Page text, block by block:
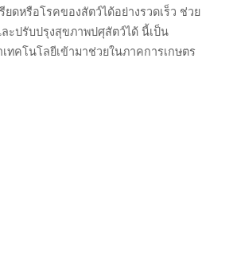
ดหรือโรคของสัตว์ได้อย่างรวดเร็ว ช่วย
ะปรับปรุงสุขภาพปศุสัตว์ได้ นี้เป็น
ทคโนโลยีเข้ามาช่วยในภาคการเกษตร